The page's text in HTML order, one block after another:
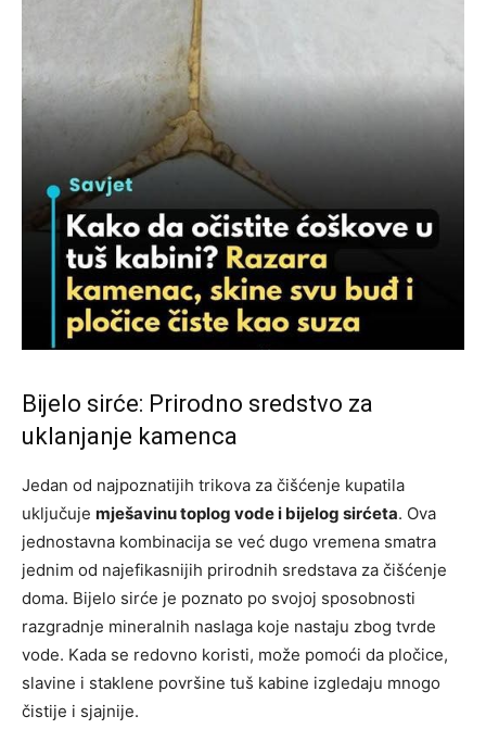
Bijelo sirće: Prirodno sredstvo za
uklanjanje kamenca
Jedan od najpoznatijih trikova za čišćenje kupatila
uključuje mješavinu toplog vode i bijelog sirćeta. Ova
jednostavna kombinacija se već dugo vremena smatra
jednim od najefikasnijih prirodnih sredstava za čišćenje
doma. Bijelo sirće je poznato po svojoj sposobnosti
razgradnje mineralnih naslaga koje nastaju zbog tvrde
vode. Kada se redovno koristi, može pomoći da pločice,
slavine i staklene površine tuš kabine izgledaju mnogo
čistije i sjajnije.